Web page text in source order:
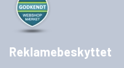
Reklamebeskyttet